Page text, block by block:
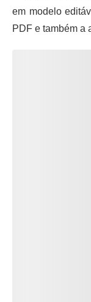
em modelo
PDF e também a